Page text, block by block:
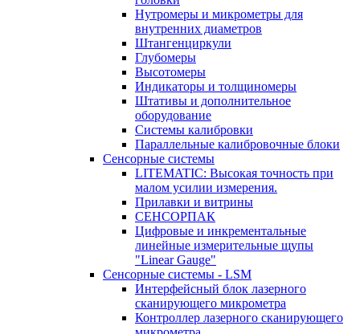
Нутромеры и микрометры для
внутренних диаметров
Штангенциркули
Глубомеры
Высотомеры
Индикаторы и толщиномеры
Штативы и дополнительное
оборудование
Системы калибровки
Параллельные калибровочные блоки
Сенсорные системы
LITEMATIC: Высокая точность при
малом усилии измерения.
Прилавки и витрины
СЕНСОРПАК
Цифровые и инкрементальные
линейные измерительные щупы
"Linear Gauge"
Сенсорные системы - LSM
Интерфейсный блок лазерного
сканирующего микрометра
Контроллер лазерного сканирующего